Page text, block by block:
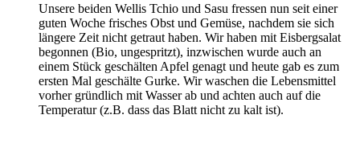
Unsere beiden Wellis Tchio und Sasu fressen nun seit einer
guten Woche frisches Obst und Gemüse, nachdem sie sich
längere Zeit nicht getraut haben. Wir haben mit Eisbergsalat
begonnen (Bio, ungespritzt), inzwischen wurde auch an
einem Stück geschälten Apfel genagt und heute gab es zum
ersten Mal geschälte Gurke. Wir waschen die Lebensmittel
vorher gründlich mit Wasser ab und achten auch auf die
Temperatur (z.B. dass das Blatt nicht zu kalt ist).